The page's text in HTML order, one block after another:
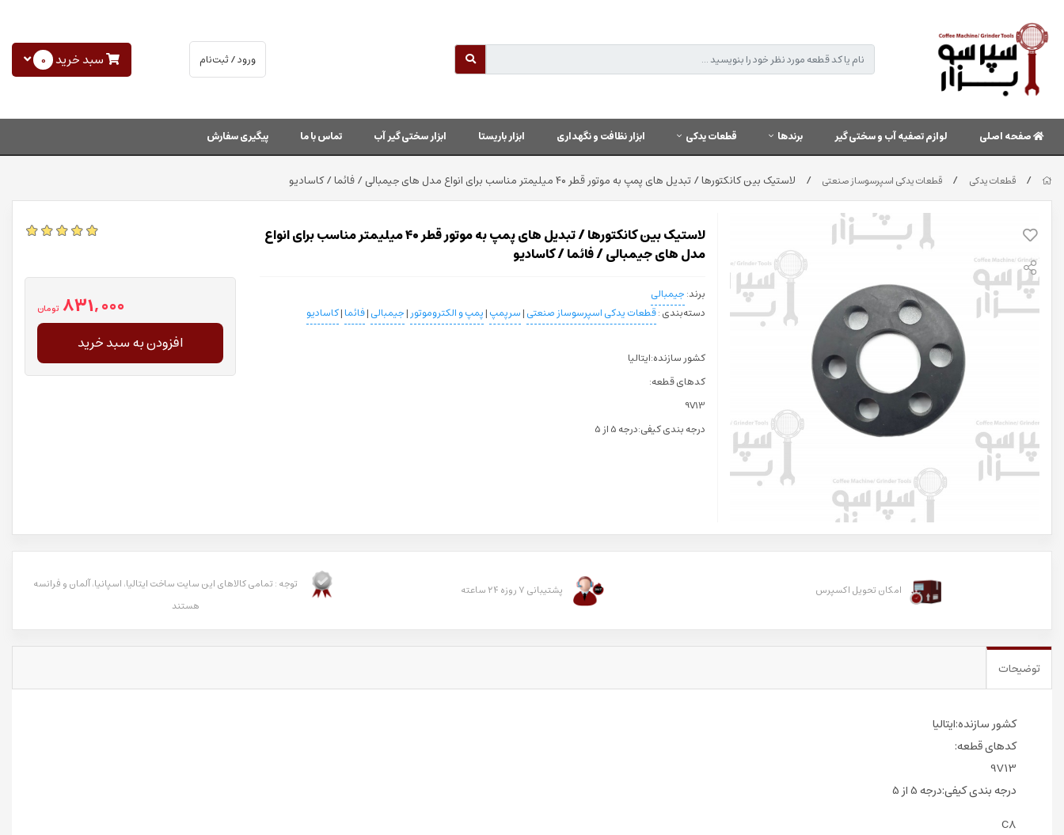
ورود / ثبت‌نام سبد خرید 0
صفحه اصلی لوازم تصفیه آب و سختی گیر برندها قطعات یدکی ابزار نظافت و نگهداری ابزار باریستا ابزار سختی گیر آب تماس با ما پیگیری سفارش
/ قطعات یدکی / قطعات یدکی اسپرسوساز صنعتی / لاستیک بین کانکتورها / تبدیل های پمپ به موتور قطر ۴۰ میلیمتر مناسب برای انواع مدل های جیمبالی / فائما / کاسادیو
لاستیک بین کانکتورها / تبدیل های پمپ به موتور قطر ۴۰ میلیمتر مناسب برای انواع
مدل های جیمبالی / فائما / کاسادیو
برند:جیمبالی
دسته‌بندی :قطعات یدکی اسپرسوساز صنعتی|سرپمپ|پمپ و الکتروموتور|جیمبالی|فائما|کاسادیو
کشور سازنده:ایتالیا
کدهای قطعه:
9V13
درجه بندی کیفی:درجه 5 از 5
831,000 تومان
افزودن به سبد خرید
امکان تحویل اکسپرس پشتیبانی ۷ روزه ۲۴ ساعته
توجه : تمامی کالاهای این سایت ساخت ایتالیا، اسپانیا، آلمان و فرانسه
هستند
توضیحات
کشور سازنده:ایتالیا
کدهای قطعه:
9V13
درجه بندی کیفی:درجه 5 از 5
C8